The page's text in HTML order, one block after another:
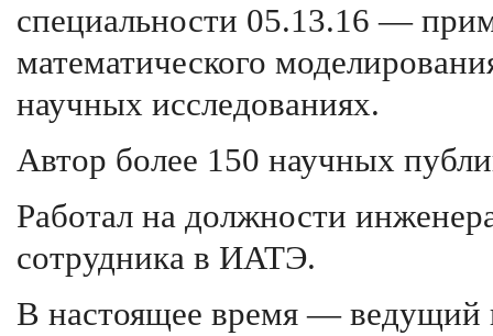
специальности 05.13.16 —
математического
научных исследованиях.
Автор более 150 научных
Работал на должности
сотрудника в ИАТЭ.
В настоящее время — ведущий